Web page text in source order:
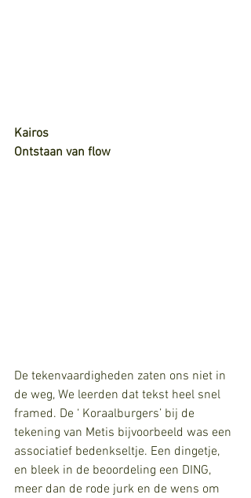
Kairos
Ontstaan van flow
De tekenvaardigheden zaten ons niet in
de weg, We leerden dat tekst heel snel
framed. De ‘ Koraalburgers’ bij de
tekening van Metis bijvoorbeeld was een
associatief bedenkseltje. Een dingetje,
en bleek in de beoordeling een DING,
meer dan de rode jurk en de wens om